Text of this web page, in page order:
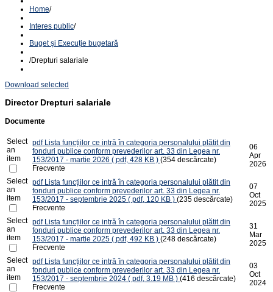
Home/
Interes public/
Buget și Execuție bugetară
/Drepturi salariale
Download selected
Director Drepturi salariale
Documente
Select
an
item
pdf Lista funcțiilor ce intră în categoria personalului plătit din
fonduri publice conform prevederilor art. 33 din Legea nr.
153/2017 - martie 2026 ( pdf, 428 KB ) (354 descărcate)
Frecvente
06
Apr
2026
Select
an
item
pdf Lista funcțiilor ce intră în categoria personalului plătit din
fonduri publice conform prevederilor art. 33 din Legea nr.
153/2017 - septembrie 2025 ( pdf, 120 KB ) (235 descărcate)
Frecvente
07
Oct
2025
Select
an
item
pdf Lista funcțiilor ce intră în categoria personalului plătit din
fonduri publice conform prevederilor art. 33 din Legea nr.
153/2017 - martie 2025 ( pdf, 492 KB ) (248 descărcate)
Frecvente
31
Mar
2025
Select
an
item
pdf Lista funcțiilor ce intră în categoria personalului plătit din
fonduri publice conform prevederilor art. 33 din Legea nr.
153/2017 - septembrie 2024 ( pdf, 3.19 MB ) (416 descărcate)
Frecvente
03
Oct
2024